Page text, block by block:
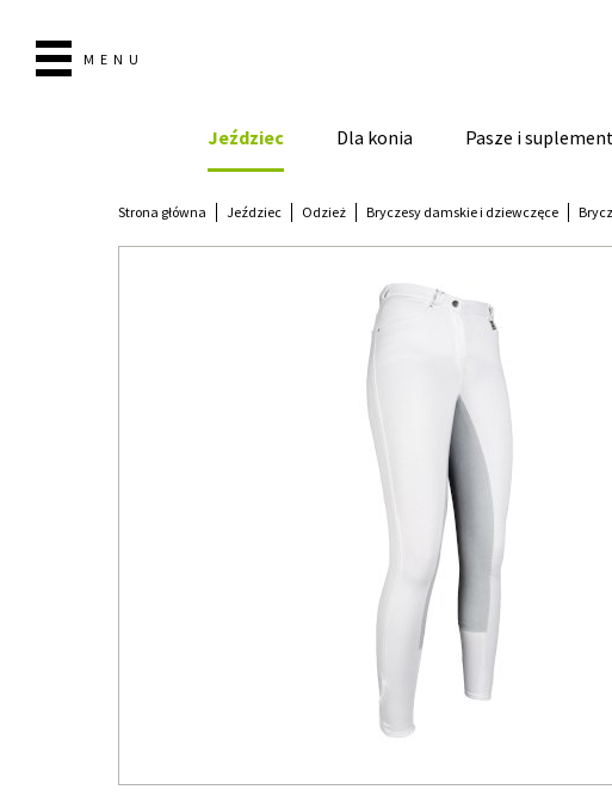
MENU
Jeździec Dla konia Pasze i
Strona główna Jeździec Odzież Bryczesy damskie i dziewczęce